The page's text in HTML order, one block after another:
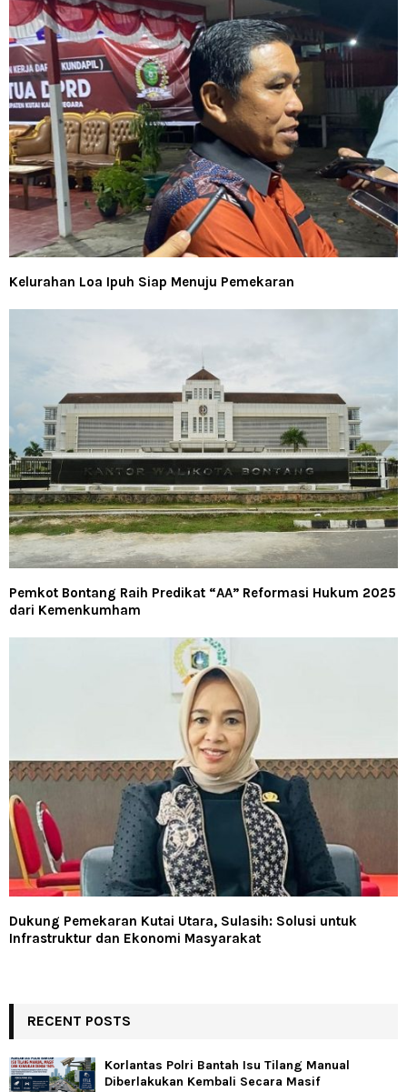
Kelurahan Loa Ipuh Siap Menuju Pemekaran
Pemkot Bontang Raih Predikat “AA” Reformasi Hukum 2025
dari Kemenkumham
Dukung Pemekaran Kutai Utara, Sulasih: Solusi untuk
Infrastruktur dan Ekonomi Masyarakat
RECENT POSTS
Korlantas Polri Bantah Isu Tilang Manual
Diberlakukan Kembali Secara Masif